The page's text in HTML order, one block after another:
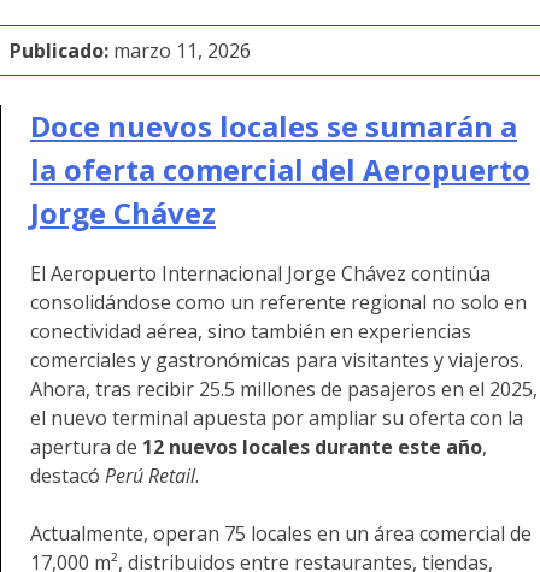
Publicado: marzo 11, 2026
Doce nuevos locales se sumarán a
la oferta comercial del Aeropuerto
Jorge Chávez
El Aeropuerto Internacional Jorge Chávez continúa
consolidándose como un referente regional no solo en
conectividad aérea, sino también en experiencias
comerciales y gastronómicas para visitantes y viajeros.
Ahora, tras recibir 25.5 millones de pasajeros en el 2025,
el nuevo terminal apuesta por ampliar su oferta con la
apertura de 12 nuevos locales durante este año,
destacó Perú Retail.
Actualmente, operan 75 locales en un área comercial de
17,000 m², distribuidos entre restaurantes, tiendas,